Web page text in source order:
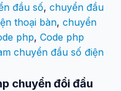
đầu số,chuyển đầu
thoại bàn, chuyển
php, Code php
chuyển đầu số điện
chuyển đổi đầu